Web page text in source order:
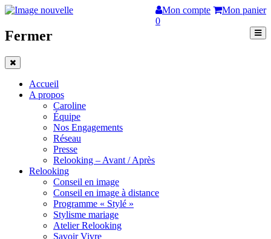
Mon compte
Mon panier
0
Fermer
Accueil
A propos
Caroline
Équipe
Nos Engagements
Réseau
Presse
Relooking – Avant / Après
Relooking
Conseil en image
Conseil en image à distance
Programme « Stylé »
Stylisme mariage
Atelier Relooking
Savoir Vivre